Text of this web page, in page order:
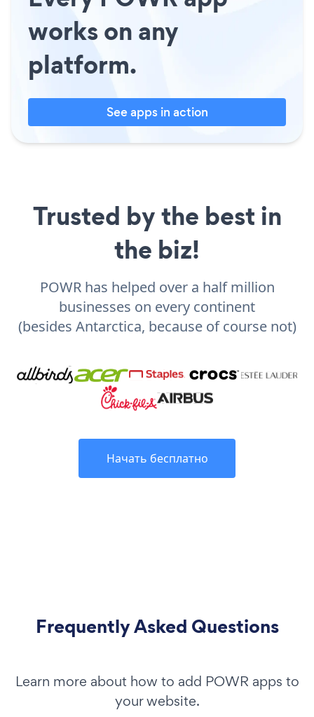
works on any
platform.
See apps in action
Trusted by the best in
the biz!
POWR has helped over a half million
businesses on every continent
(besides Antarctica, because of course not)
Начать бесплатно
Frequently Asked Questions
Learn more about how to add POWR apps to
your website.